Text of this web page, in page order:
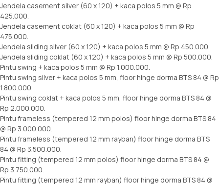
Jendela casement silver (60 x 120) + kaca polos 5 mm @ Rp
425.000.
Jendela casement coklat (60 x 120) + kaca polos 5 mm @ Rp
475.000.
Jendela sliding silver (60 x 120) + kaca polos 5 mm @ Rp 450.000.
Jendela sliding coklat (60 x 120) + kaca polos 5 mm @ Rp 500.000.
Pintu swing + kaca polos 5 mm @ Rp 1.000.000.
Pintu swing silver + kaca polos 5 mm, floor hinge dorma BTS 84 @ Rp
1.800.000.
Pintu swing coklat + kaca polos 5 mm, floor hinge dorma BTS 84 @
Rp 2.000.000.
Pintu frameless (tempered 12 mm polos) floor hinge dorma BTS 84
@ Rp 3.000.000.
Pintu frameless (tempered 12 mm rayban) floor hinge dorma BTS
84 @ Rp 3.500.000.
Pintu fitting (tempered 12 mm polos) floor hinge dorma BTS 84 @
Rp 3.750.000.
Pintu fitting (tempered 12 mm rayban) floor hinge dorma BTS 84 @